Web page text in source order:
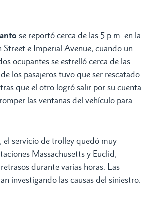
se reportó cerca de las 5 p.m. en la
Street e Imperial Avenue, cuando un
ocupantes se estrelló cerca de las
los pasajeros tuvo que ser rescatado
que el otro logró salir por su cuenta.
las ventanas del vehículo para
el servicio de trolley quedó muy
Massachusetts y Euclid,
durante varias horas. Las
investigando las causas del siniestro.